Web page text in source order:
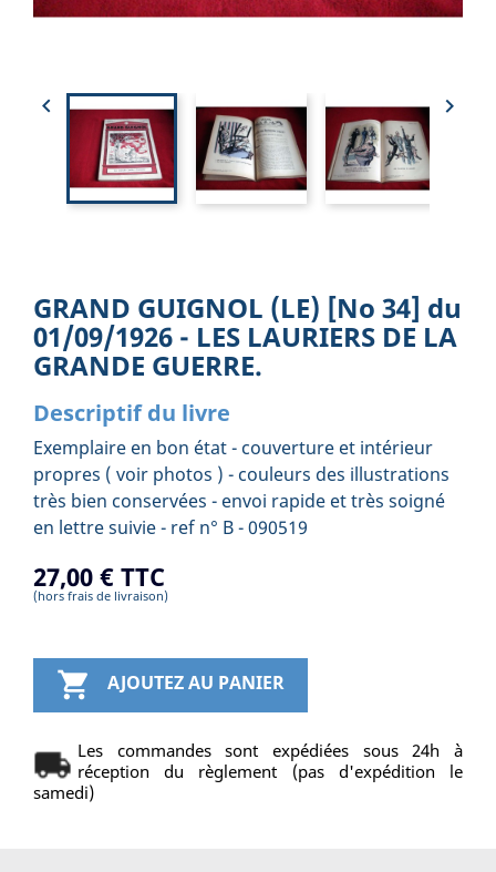
 
GRAND GUIGNOL (LE) [No 34] du
01/09/1926 - LES LAURIERS DE LA
GRANDE GUERRE.
Descriptif du livre
Exemplaire en bon état - couverture et intérieur
propres ( voir photos ) - couleurs des illustrations
très bien conservées - envoi rapide et très soigné
en lettre suivie - ref n° B - 090519
27,00 € TTC
(hors frais de livraison)
 AJOUTEZ AU PANIER
Les commandes sont expédiées sous 24h à
réception du règlement (pas d'expédition le
samedi)